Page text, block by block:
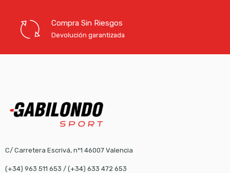
Compra Sin Riesgos
Devolución garantizada
C/ Carretera Escrivá, nº1 46007 Valencia
(+34) 963 511 653 / (+34) 633 472 653